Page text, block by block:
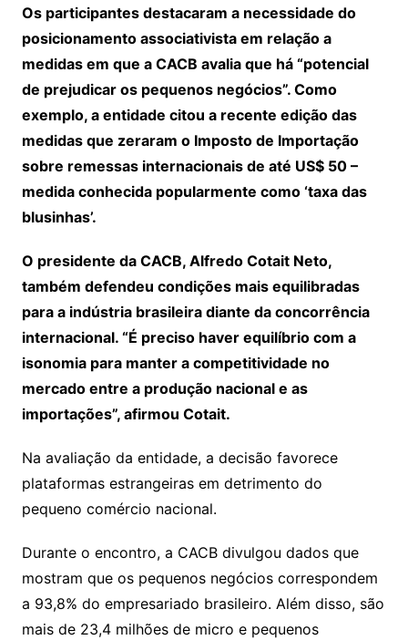
Os participantes destacaram a necessidade do
posicionamento associativista em relação a
medidas em que a CACB avalia que há “potencial
de prejudicar os pequenos negócios”. Como
exemplo, a entidade citou a recente edição das
medidas que zeraram o Imposto de Importação
sobre remessas internacionais de até US$ 50 –
medida conhecida popularmente como ‘taxa das
blusinhas’.
O presidente da CACB, Alfredo Cotait Neto,
também defendeu condições mais equilibradas
para a indústria brasileira diante da concorrência
internacional. “É preciso haver equilíbrio com a
isonomia para manter a competitividade no
mercado entre a produção nacional e as
importações”, afirmou Cotait.
Na avaliação da entidade, a decisão favorece
plataformas estrangeiras em detrimento do
pequeno comércio nacional.
Durante o encontro, a CACB divulgou dados que
mostram que os pequenos negócios correspondem
a 93,8% do empresariado brasileiro. Além disso, são
mais de 23,4 milhões de micro e pequenos